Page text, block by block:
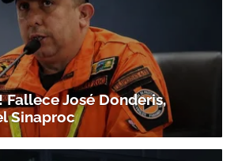
Fallece José Donderis,
Sinaproc